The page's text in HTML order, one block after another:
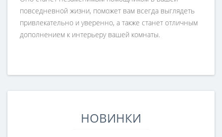
повседневной жизни, поможет вам всегда выглядеть
привлекательно и уверенно, а также станет отличным
дополнением к интерьеру вашей комнаты.
НОВИНКИ